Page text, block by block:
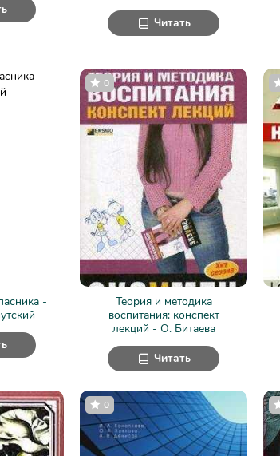
Читать
-
Теория и методика
воспитания: конспект
лекций - О. Битаева
0
Читать
0